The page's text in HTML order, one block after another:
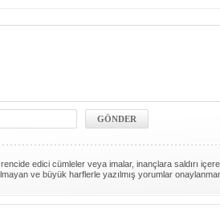
edici cümleler veya imalar, inançlara saldırı
ve büyük harflerle yazılmış yorumlar